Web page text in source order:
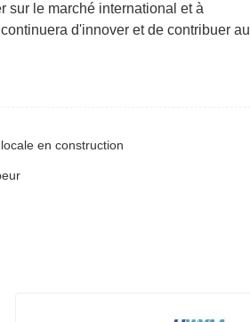
sur le marché international et à
d'innover et de contribuer au
en construction